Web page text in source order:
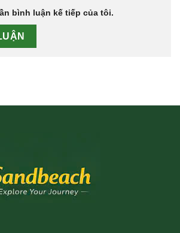
bình luận kế tiếp của tôi.